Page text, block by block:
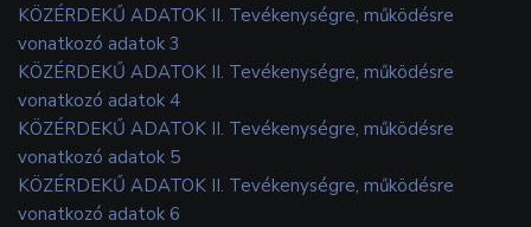
KÖZÉRDEKŰ ADATOK II. Tevékenységre, működésre
vonatkozó adatok 3
KÖZÉRDEKŰ ADATOK II. Tevékenységre, működésre
vonatkozó adatok 4
KÖZÉRDEKŰ ADATOK II. Tevékenységre, működésre
vonatkozó adatok 5
KÖZÉRDEKŰ ADATOK II. Tevékenységre, működésre
vonatkozó adatok 6